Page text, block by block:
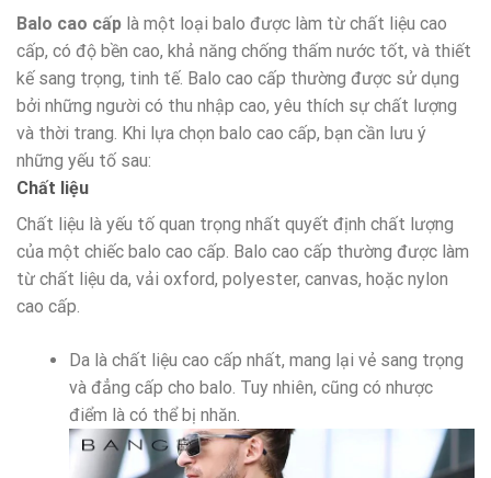
Balo cao cấp là một loại balo được làm từ chất liệu cao
cấp, có độ bền cao, khả năng chống thấm nước tốt, và thiết
kế sang trọng, tinh tế. Balo cao cấp thường được sử dụng
bởi những người có thu nhập cao, yêu thích sự chất lượng
và thời trang. Khi lựa chọn balo cao cấp, bạn cần lưu ý
những yếu tố sau:
Chất liệu
Chất liệu là yếu tố quan trọng nhất quyết định chất lượng
của một chiếc balo cao cấp. Balo cao cấp thường được làm
từ chất liệu da, vải oxford, polyester, canvas, hoặc nylon
cao cấp.
Da là chất liệu cao cấp nhất, mang lại vẻ sang trọng
và đẳng cấp cho balo. Tuy nhiên, cũng có nhược
điểm là có thể bị nhăn.